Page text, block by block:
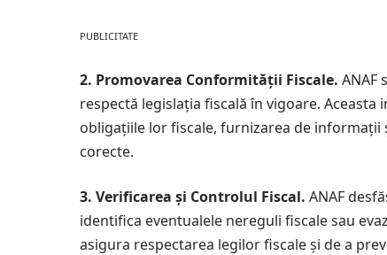
PUBLICITATE
2. Promovarea Conformității Fiscale.ANAF
respectă legislația fiscală în vigoare.
obligațiile lor fiscale, furnizarea de
corecte.
3. Verificarea și Controlul Fiscal.ANAF
identifica eventualele nereguli fiscale sau
asigura respectarea legilor fiscale și de a